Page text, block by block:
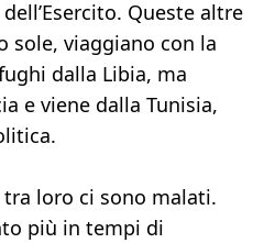
Queste altre
sole, viaggiano con la
dalla Libia, ma
e viene dalla Tunisia,
loro ci sono malati.
più in tempi di